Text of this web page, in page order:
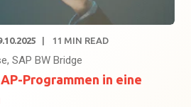
11 MIN READ
, SAP BW Bridge
Programmen in eine